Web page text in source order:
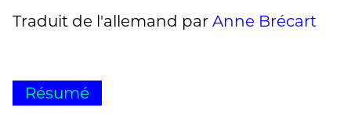
Traduit de l'allemand par Anne Brécart
Résumé